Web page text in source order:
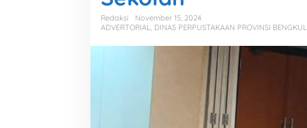
Redaksi
November 15, 2024
ADVERTORIAL, DINAS PERPUSTAKAAN PROVINSI